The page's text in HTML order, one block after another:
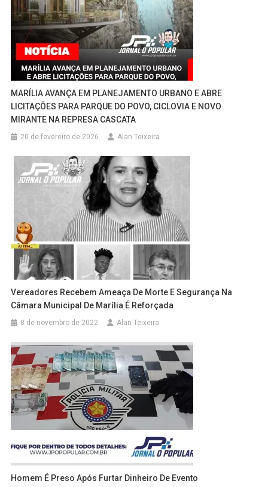
MARÍLIA AVANÇA EM PLANEJAMENTO URBANO E ABRE
LICITAÇÕES PARA PARQUE DO POVO, CICLOVIA E NOVO
MIRANTE NA REPRESA CASCATA
20 de fevereiro de 2026 Alan Teixeira
Vereadores Recebem Ameaça De Morte E Segurança Na
Câmara Municipal De Marília É Reforçada
8 de novembro de 2022 Alan Teixeira
Homem É Preso Após Furtar Dinheiro De Evento